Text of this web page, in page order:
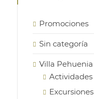
Promociones
Sin categoría
Villa Pehuenia
Actividades
Excursiones